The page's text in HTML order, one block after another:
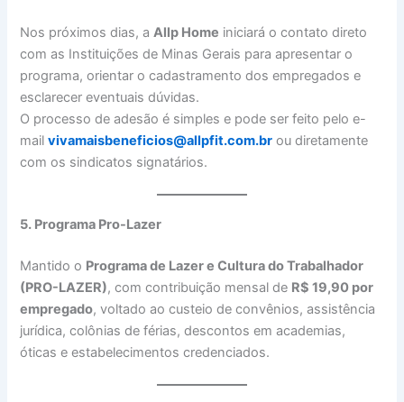
Nos próximos dias, a Allp Home iniciará o contato direto
com as Instituições de Minas Gerais para apresentar o
programa, orientar o cadastramento dos empregados e
esclarecer eventuais dúvidas.
O processo de adesão é simples e pode ser feito pelo e-
mailvivamaisbeneficios@allpfit.com.br ou diretamente
com os sindicatos signatários.
5. Programa Pro-Lazer
Mantido o Programa de Lazer e Cultura do Trabalhador
(PRO-LAZER), com contribuição mensal de R$ 19,90 por
empregado, voltado ao custeio de convênios, assistência
jurídica, colônias de férias, descontos em academias,
óticas e estabelecimentos credenciados.